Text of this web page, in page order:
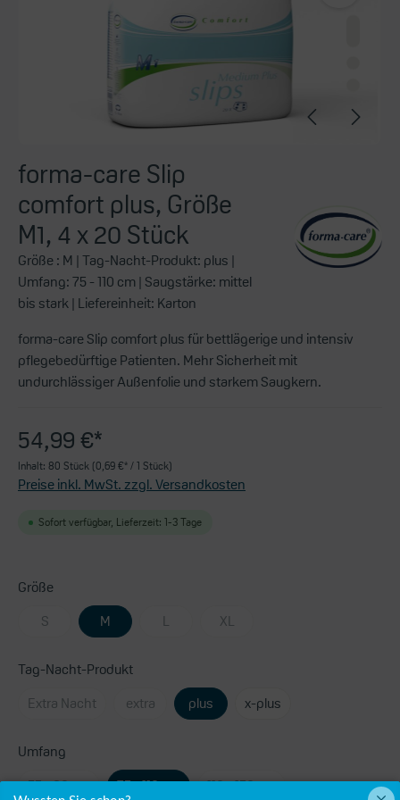
forma-care Slip
comfort plus, Größe
M1, 4 x 20 Stück
Größe : M | Tag-Nacht-Produkt: plus |
Umfang:75 - 110 cm | Saugstärke: mittel
bis stark| Liefereinheit: Karton
forma-care Slip comfort plus für bettlägerige und intensiv
pflegebedürftige Patienten. Mehr Sicherheit mit
undurchlässiger Außenfolie und starkem Saugkern.
54,99 €*
Inhalt: 80 Stück (0,69 €* / 1 Stück)
Preise inkl. MwSt. zzgl. Versandkosten
Sofort verfügbar, Lieferzeit: 1-3 Tage
Größe
S
M L XL
Tag-Nacht-Produkt
Extra Nacht
extra plus x-plus
Umfang
55 - 80 cm
75 - 110 cm 110 - 150 cm